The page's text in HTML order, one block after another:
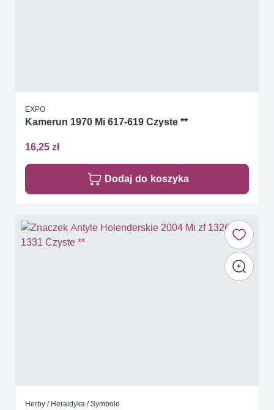
EXPO
Kamerun 1970 Mi 617-619 Czyste **
16,25 zł
Dodaj do koszyka
Herby / Heraldyka / Symbole